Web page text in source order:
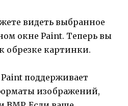
видеть выбранное
окне Paint. Теперь вы
обрезке картинки.
поддерживает
изображений,